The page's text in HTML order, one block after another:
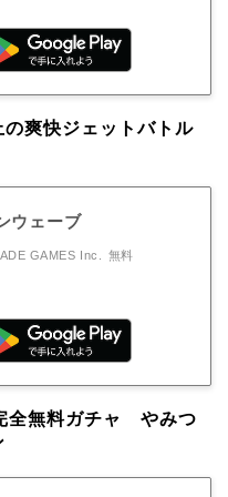
爽快ジェットバトル
ウェーブ
GAMES Inc. 無料
全無料ガチャ やみつ